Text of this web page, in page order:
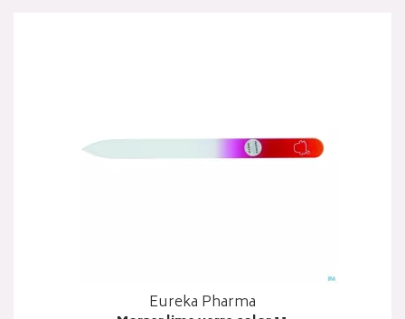
Eureka Pharma